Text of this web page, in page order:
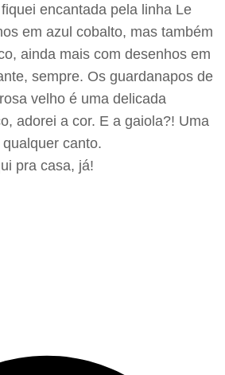
encantada pela linha Le
em azul cobalto, mas também
ainda mais com desenhos em
sempre. Os guardanapos de
velho é uma delicada
adorei a cor. E a gaiola?! Uma
canto.
pra casa, já!